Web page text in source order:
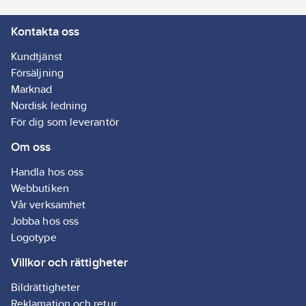
Kontakta oss
Kundtjänst
Försäljning
Marknad
Nordisk ledning
För dig som leverantör
Om oss
Handla hos oss
Webbutiken
Vår verksamhet
Jobba hos oss
Logotype
Villkor och rättigheter
Bildrättigheter